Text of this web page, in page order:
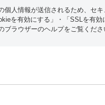
人情報が送信されるため、セ
を有効にする」・「SSLを有効
ラウザーのヘルプをご覧くださ